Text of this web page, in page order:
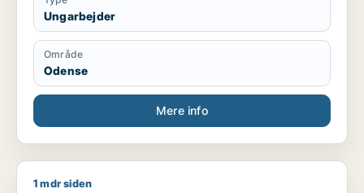
Ungarbejder
Område
Odense
Mere info
Alex søger job som elektriker / ufaglært
1 mdr siden